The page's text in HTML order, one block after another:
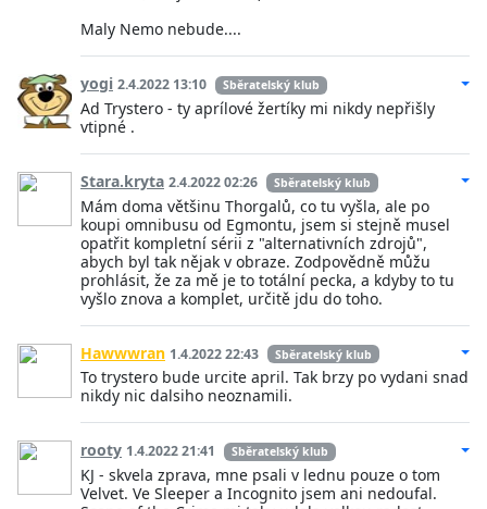
Maly Nemo nebude....
yogi 2.4.2022 13:10 Sběratelský klub
Ad Trystero - ty aprílové žertíky mi nikdy nepřišly
vtipné .
Stara.kryta 2.4.2022 02:26 Sběratelský klub
Mám doma většinu Thorgalů, co tu vyšla, ale po
koupi omnibusu od Egmontu, jsem si stejně musel
opatřit kompletní sérii z "alternativních zdrojů",
abych byl tak nějak v obraze. Zodpovědně můžu
prohlásit, že za mě je to totální pecka, a kdyby to tu
vyšlo znova a komplet, určitě jdu do toho.
Hawwwran 1.4.2022 22:43 Sběratelský klub
To trystero bude urcite april. Tak brzy po vydani snad
nikdy nic dalsiho neoznamili.
rooty 1.4.2022 21:41 Sběratelský klub
KJ - skvela zprava, mne psali v lednu pouze o tom
Velvet. Ve Sleeper a Incognito jsem ani nedoufal.